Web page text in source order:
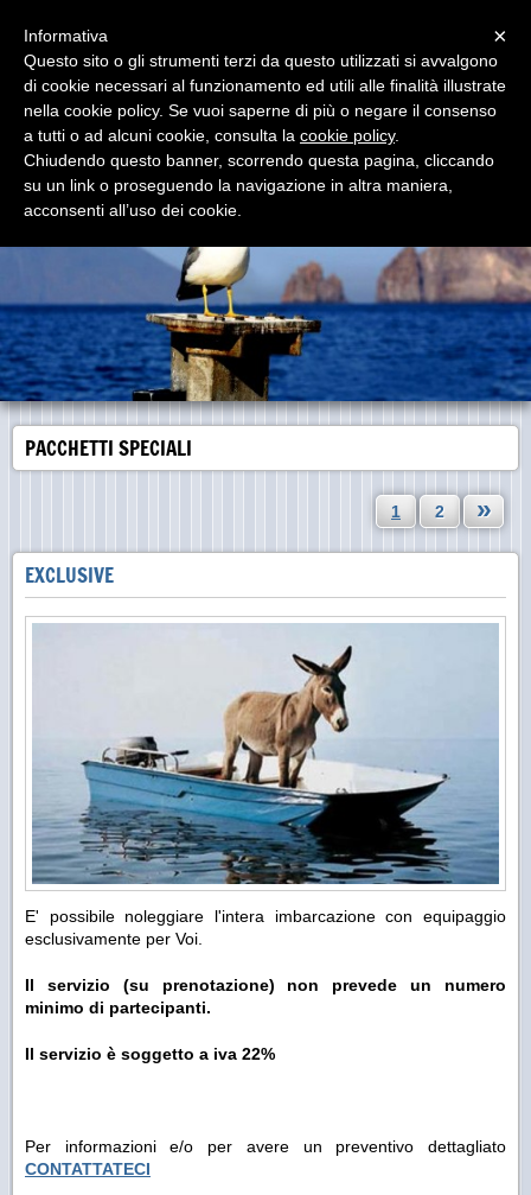
www.popologiallo.it
Imbarcazioni Moderne, Comode e Sicure - Personale
del luogo altamente qualificato
PACCHETTI SPECIALI
1 2 »
EXCLUSIVE
E' possibile noleggiare l'intera imbarcazione con equipaggio
esclusivamente per Voi.
Il servizio (su prenotazione) non prevede un numero
minimo di partecipanti.
Il servizio è soggetto a iva 22%
Per informazioni e/o per avere un preventivo dettagliato
CONTATTATECI
×
Informativa
Questo sito o gli strumenti terzi da questo utilizzati si avvalgono
di cookie necessari al funzionamento ed utili alle finalità illustrate
nella cookie policy. Se vuoi saperne di più o negare il consenso
a tutti o ad alcuni cookie, consulta la cookie policy.
Chiudendo questo banner, scorrendo questa pagina, cliccando
su un link o proseguendo la navigazione in altra maniera,
acconsenti all’uso dei cookie.